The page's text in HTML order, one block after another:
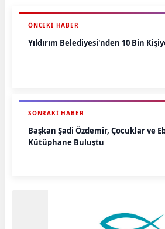
ÖNCEKI HABER
Yıldırım Belediyesi'nden 10 Bin
SONRAKI HABER
Başkan Şadi Özdemir, Çocuklar ve
Kütüphane Buluştu